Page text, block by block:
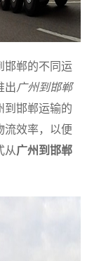
邯郸的不同运
出广州到邯郸
到邯郸运输的
流效率，以便
从广州到邯郸